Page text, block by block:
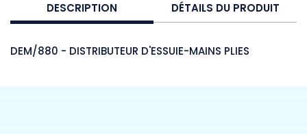
DESCRIPTION DÉTAILS DU PRODUIT
DEM/880 - DISTRIBUTEUR D'ESSUIE-MAINS PLIES